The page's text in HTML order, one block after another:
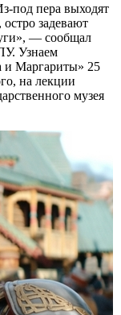
под пера выходят
задевают
— сообщал
Узнаем
и Маргариты» 25
на лекции
музея